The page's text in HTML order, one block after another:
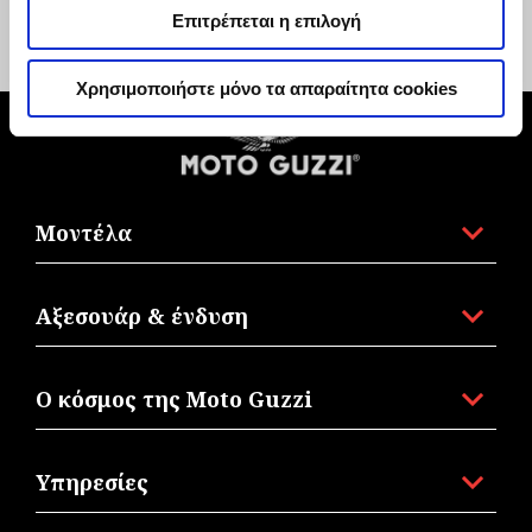
Επιτρέπεται η επιλογή
Χρησιμοποιήστε μόνο τα απαραίτητα cookies
€ 36 € 55
Υποσέλιδο
Μοντέλα
Αξεσουάρ & ένδυση
Ο κόσμος της Moto Guzzi
Υπηρεσίες